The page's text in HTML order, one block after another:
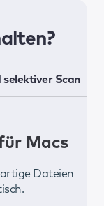
selektiver Scan
Macs
Dateien